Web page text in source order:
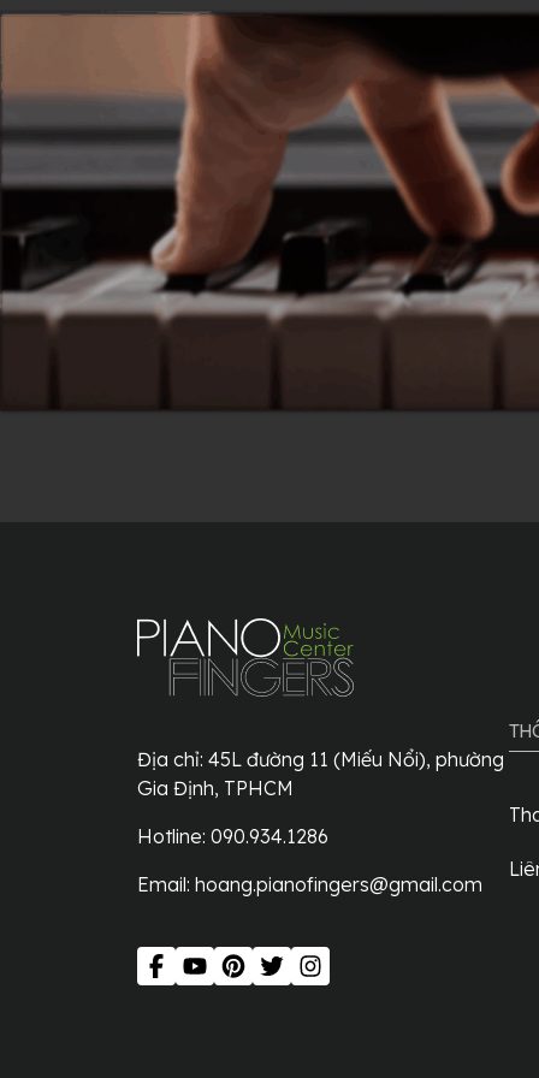
Địa chỉ: 45L đường 11 (Miếu Nổi), phường
Gia Định, TPHCM
Hotline: 090.934.1286
Email: hoang.pianofingers@gmail.com